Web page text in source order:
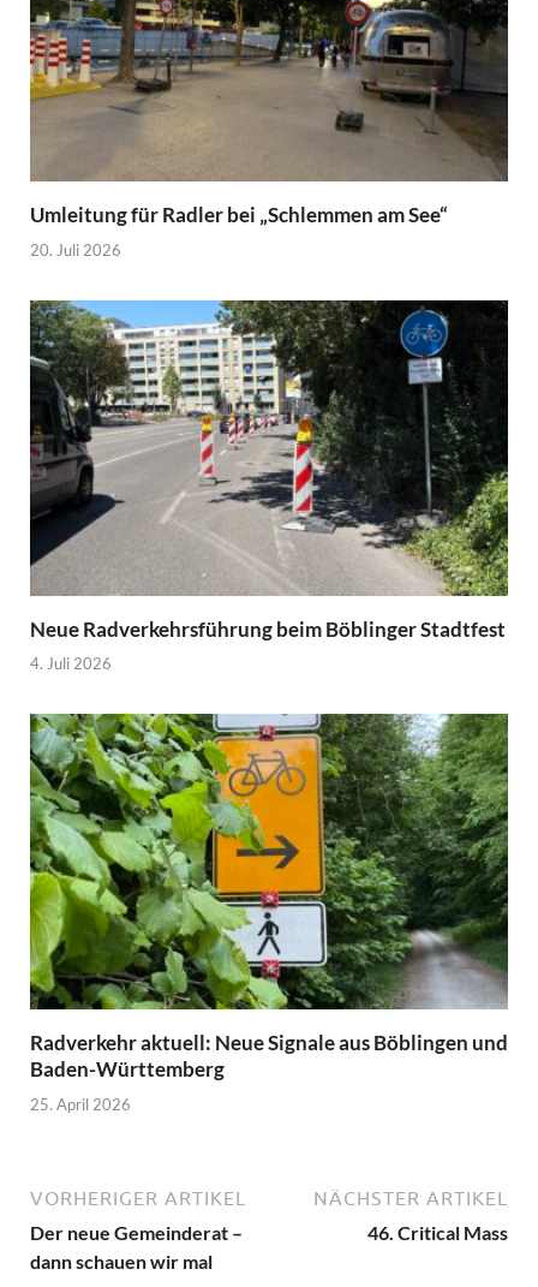
Umleitung für Radler bei „Schlemmen am See“
20. Juli 2026
Neue Radverkehrsführung beim Böblinger Stadtfest
4. Juli 2026
Radverkehr aktuell: Neue Signale aus Böblingen und
Baden-Württemberg
25. April 2026
VORHERIGER ARTIKEL
Der neue Gemeinderat –
dann schauen wir mal
NÄCHSTER ARTIKEL
46. Critical Mass